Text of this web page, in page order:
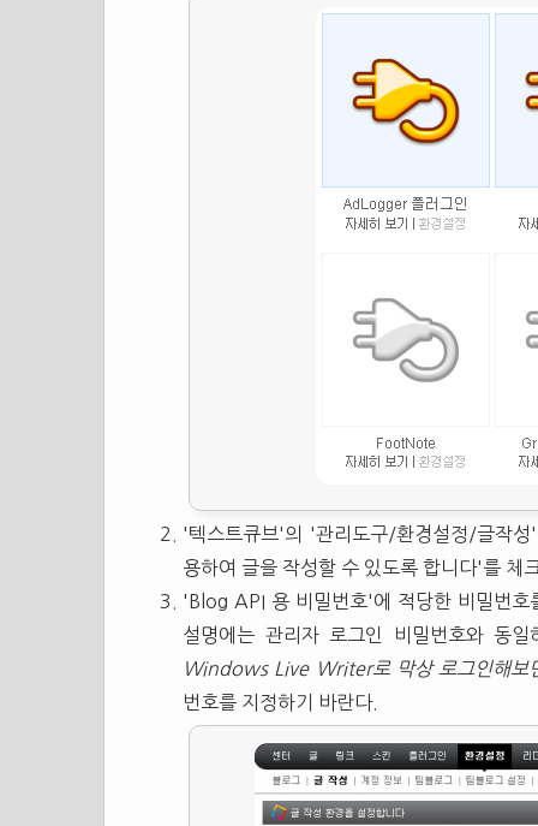
'텍스트큐브'의 '관리도구/환경설정/글작
용하여 글을 작성할 수 있도록 합니다'를 체
'Blog API 용 비밀번호'에 적당한 비밀번
설명에는 관리자 로그인 비밀번호와 동
Windows Live Writer로 막상 로그인해보
번호를 지정하기 바란다.